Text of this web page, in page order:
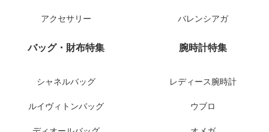
アクセサリー バレンシアガ
バッグ・財布特集
シャネルバッグ
ルイヴィトンバッグ
腕時計特集
レディース腕時計
ウブロ